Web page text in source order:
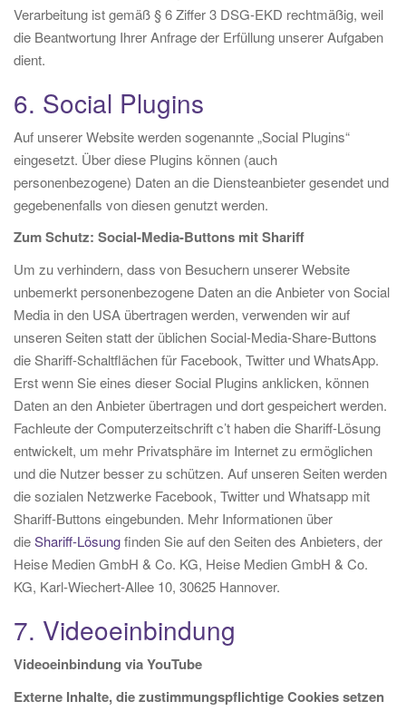
Verarbeitung ist gemäß § 6 Ziffer 3 DSG-EKD rechtmäßig, weil
die Beantwortung Ihrer Anfrage der Erfüllung unserer Aufgaben
dient.
6. Social Plugins
Auf unserer Website werden sogenannte „Social Plugins“
eingesetzt. Über diese Plugins können (auch
personenbezogene) Daten an die Diensteanbieter gesendet und
gegebenenfalls von diesen genutzt werden.
Zum Schutz: Social-Media-Buttons mit Shariff
Um zu verhindern, dass von Besuchern unserer Website
unbemerkt personenbezogene Daten an die Anbieter von Social
Media in den USA übertragen werden, verwenden wir auf
unseren Seiten statt der üblichen Social-Media-Share-Buttons
die Shariff-Schaltflächen für Facebook, Twitter und WhatsApp.
Erst wenn Sie eines dieser Social Plugins anklicken, können
Daten an den Anbieter übertragen und dort gespeichert werden.
Fachleute der Computerzeitschrift c’t haben die Shariff-Lösung
entwickelt, um mehr Privatsphäre im Internet zu ermöglichen
und die Nutzer besser zu schützen. Auf unseren Seiten werden
die sozialen Netzwerke Facebook, Twitter und Whatsapp mit
Shariff-Buttons eingebunden. Mehr Informationen über
dieShariff-Lösungfinden Sie auf den Seiten des Anbieters, der
Heise Medien GmbH & Co. KG, Heise Medien GmbH & Co.
KG, Karl-Wiechert-Allee 10, 30625 Hannover.
7. Videoeinbindung
Videoeinbindung via YouTube
Externe Inhalte, die zustimmungspflichtige Cookies setzen